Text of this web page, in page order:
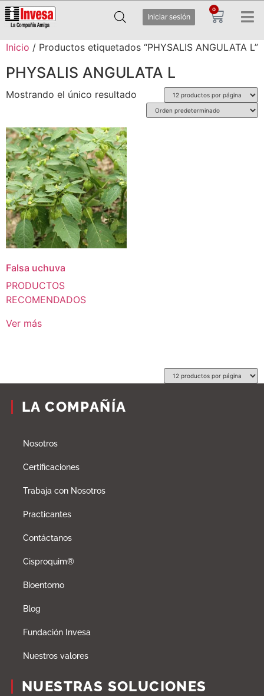
Iniciar sesión
0
Inicio / Productos etiquetados “PHYSALIS ANGULATA L”
PHYSALIS ANGULATA L
Mostrando el único resultado
Falsa uchuva
PRODUCTOS
RECOMENDADOS
Ver más
LA COMPAÑÍA
Nosotros
Certificaciones
Trabaja con Nosotros
Practicantes
Contáctanos
Cisproquim®
Bioentorno
Blog
Fundación Invesa
Nuestros valores
NUESTRAS SOLUCIONES